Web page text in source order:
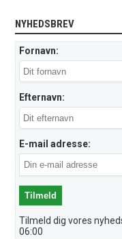
NYHEDSBREV
Fornavn:
Efternavn:
E-mail adresse:
Tilmeld dig vores
06:00